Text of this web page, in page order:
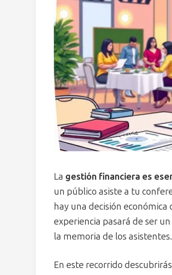
La gestión financiera es
un público asiste a tu
hay una decisión
experiencia pasará de ser
la memoria de los asistentes.
En este recorrido